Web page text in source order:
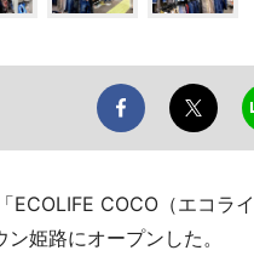
COCO（エコラ
姫路にオープンした。